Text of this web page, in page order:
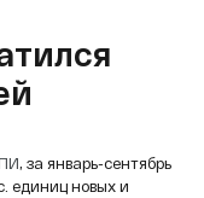
, за январь-сентябрь
единиц новых и